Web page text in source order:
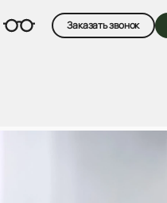
Заказать звонок